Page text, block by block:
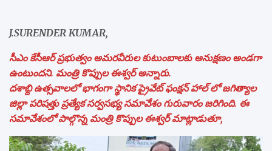
J.SURENDER KUMAR,
సీఎం కేసీఆర్ ప్రభుత్వం అమరవీరుల కుటుంబాలకు అనుక్షణం అండగా
ఉంటుందని. మంత్రి కొప్పుల ఈశ్వర్ అన్నారు.
దశాబ్ది ఉత్సవాలలో భాగంగా స్థానిక ప్రైవేట్ ఫంక్షన్ హాల్ లో జగిత్యాల
జిల్లా పరిషత్తు ప్రత్యేక సర్వసభ్య సమావేశం గురువారం జరిగింది. ఈ
సమావేశంలో పాల్గొన్న మంత్రి కొప్పుల ఈశ్వర్ మాట్లాడుతూ,